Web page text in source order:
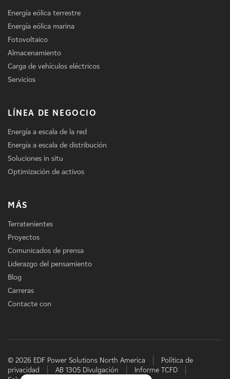
Energía eólica terrestre
Energía eólica marina
Fotovoltaico
Almacenamiento
Carga de vehículos eléctricos
Servicios
LÍNEA DE NEGOCIO
Energía a escala de la red
Energía a escala de distribución
Soluciones in situ
Optimización de activos
MÁS
Terratenientes
Proyectos
Comunicados de prensa
Liderazgo del pensamiento
Blog
Carreras
Contacte con
© 2026 EDF Power Solutions North America
Política de
privacidad
AB 1305 Divulgación
Informe TCFD